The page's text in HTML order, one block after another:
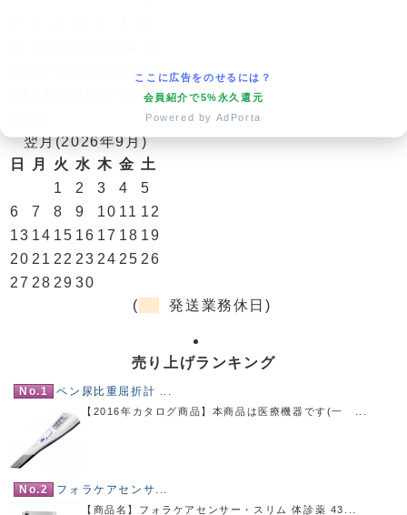
2122
29
翌月(2026年9月)
日
月 火 水 木 金 土
1
2 3 4
5
6
7 8 9 10 11 12
13 14 15 16 17 18 19
20 21 22 23 24 25 26
27 28 29 30
(
発送業務休日)
売り上げランキング
No.1 ペン尿比重屈折計 ...
【2016年カタログ商品】本商品は医療機器です(一 ...
No.2 フォラケアセンサ...
【商品名】フォラケアセンサー・スリム 体診薬 43...
ここに広告をのせるには？
会員紹介で5%永久還元
Powered by AdPorta